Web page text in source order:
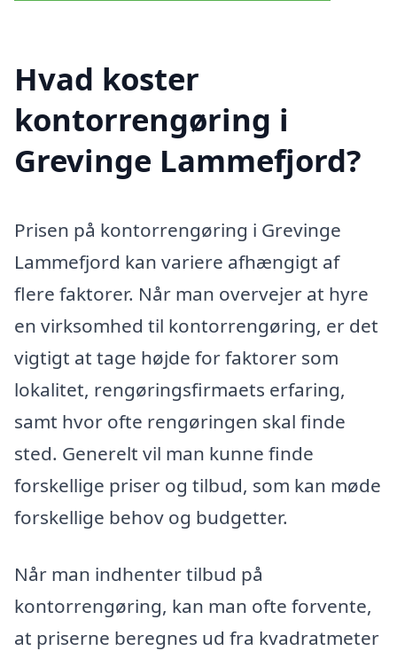
Hvad koster
kontorrengøring i
Grevinge Lammefjord?
Prisen på kontorrengøring i Grevinge
Lammefjord kan variere afhængigt af
flere faktorer. Når man overvejer at hyre
en virksomhed til kontorrengøring, er det
vigtigt at tage højde for faktorer som
lokalitet, rengøringsfirmaets erfaring,
samt hvor ofte rengøringen skal finde
sted. Generelt vil man kunne finde
forskellige priser og tilbud, som kan møde
forskellige behov og budgetter.
Når man indhenter tilbud på
kontorrengøring, kan man ofte forvente,
at priserne beregnes ud fra kvadratmeter